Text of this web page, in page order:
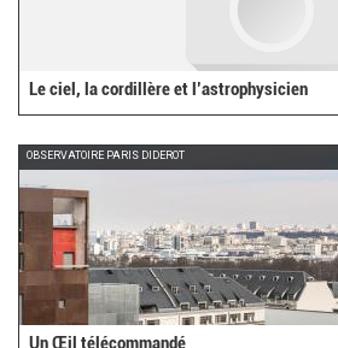
Le ciel, la cordillère et l’astrophysicien
OBSERVATOIRE PARIS DIDEROT